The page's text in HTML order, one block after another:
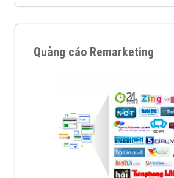
Quảng cáo Remarketing